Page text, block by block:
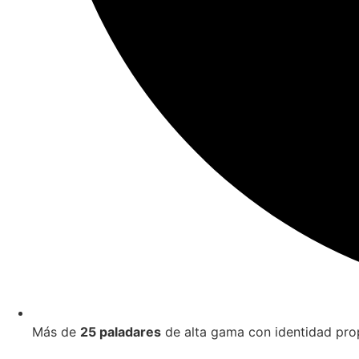
Más de 25 paladares de alta gama con identidad